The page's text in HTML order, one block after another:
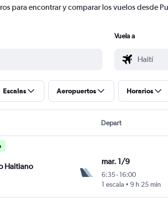
para encontrar y comparar los vuelos desde
Vuela a
Escalas Aeropuertos Horarios
Depart
Haitiano
Luis Muñoz Marín
mar. 1/9
6:35-16:00
1 escala
9 h 25 min